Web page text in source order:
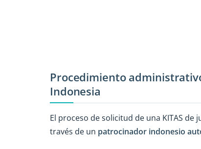
Procedimiento
Indonesia
El proceso de solicitud de una KITAS
través de un patrocinador indonesio